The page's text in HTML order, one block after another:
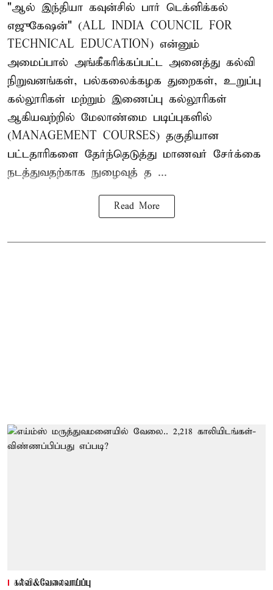
"ஆல் இந்தியா கவுன்சில் பார் டெக்னிக்கல்
எஜுகேஷன்" (ALL INDIA COUNCIL FOR
TECHNICAL EDUCATION) என்னும்
அமைப்பால் அங்கீகரிக்கப்பட்ட அனைத்து கல்வி
நிறுவனங்கள், பல்கலைக்கழக துறைகள், உறுப்பு
கல்லூரிகள் மற்றும் இணைப்பு கல்லூரிகள்
ஆகியவற்றில் மேலாண்மை படிப்புகளில்
(MANAGEMENT COURSES) தகுதியான
பட்டதாரிகளை தேர்ந்தெடுத்து மாணவர் சேர்க்கை
நடத்துவதற்காக நுழைவுத் த ...
Read More
கல்வி&வேலைவாய்ப்பு